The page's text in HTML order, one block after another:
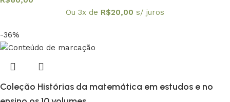
Ou 3x de R$20,00 s/ juros
-36%
Coleção Histórias da matemática em estudos e no